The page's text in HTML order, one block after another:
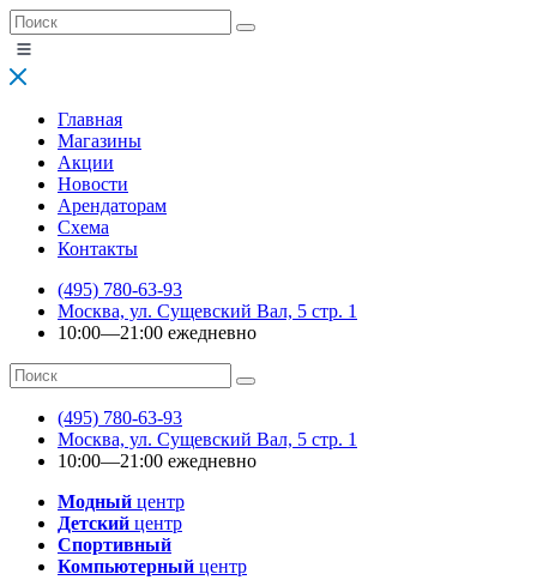
Главная
Магазины
Акции
Новости
Арендаторам
Схема
Контакты
(495) 780-63-93
Москва, ул. Сущевский Вал, 5 стр. 1
10:00—21:00 ежедневно
(495) 780-63-93
Москва, ул. Сущевский Вал, 5 стр. 1
10:00—21:00 ежедневно
Модный центр
Детский центр
Спортивный
Компьютерный центр